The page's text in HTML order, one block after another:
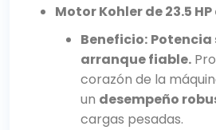
Motor Kohler de 23.5
Beneficio: Potencia
arranque fiable.
corazón de la
un desempeño
cargas pesadas.